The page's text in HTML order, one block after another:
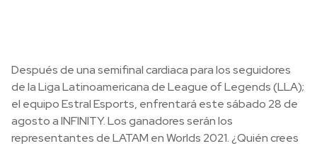
Después de una semifinal cardiaca para los seguidores
de la Liga Latinoamericana de League of Legends (LLA);
el equipo Estral Esports, enfrentará este sábado 28 de
agosto a INFINITY. Los ganadores serán los
representantes de LATAM en Worlds 2021. ¿Quién crees